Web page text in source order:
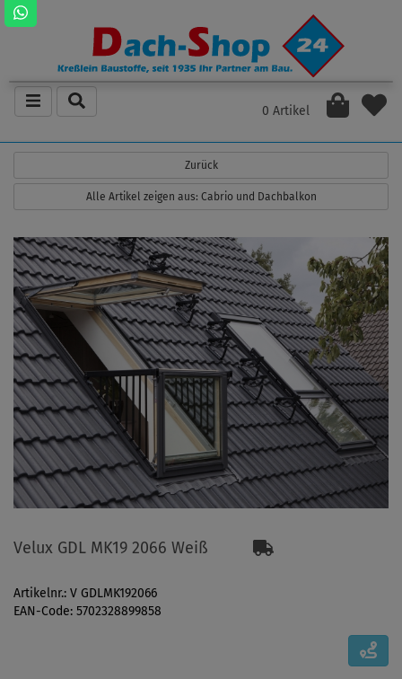
0 Artikel
Zurück
Alle Artikel zeigen aus: Cabrio und Dachbalkon
Velux GDL MK19 2066 Weiß
Artikelnr.: V GDLMK192066
EAN-Code: 5702328899858